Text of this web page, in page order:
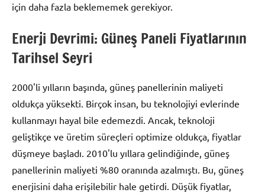
için daha fazla beklememek gerekiyor.
Enerji Devrimi: Güneş Paneli Fiyatlarının
Tarihsel Seyri
2000'li yılların başında, güneş panellerinin maliyeti
oldukça yüksekti. Birçok insan, bu teknolojiyi evlerinde
kullanmayı hayal bile edemezdi. Ancak, teknoloji
geliştikçe ve üretim süreçleri optimize oldukça, fiyatlar
düşmeye başladı. 2010'lu yıllara gelindiğinde, güneş
panellerinin maliyeti %80 oranında azalmıştı. Bu, güneş
enerjisini daha erişilebilir hale getirdi. Düşük fiyatlar,